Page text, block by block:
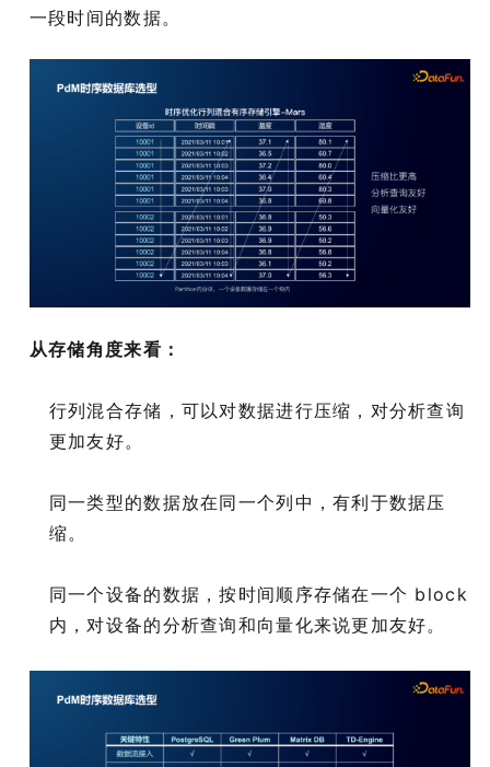
一段时间的数据。
从存储角度来看：
行列混合存储，可以对数据进行压缩，对分析查询
更加友好。
同一类型的数据放在同一个列中，有利于数据压
缩。
同一个设备的数据，按时间顺序存储在一个 block
内，对设备的分析查询和向量化来说更加友好。